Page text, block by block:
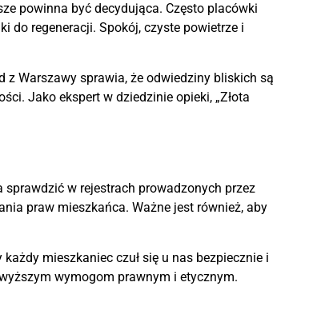
powinna być decydująca. Często placówki
do regeneracji. Spokój, czyste powietrze i
Warszawy sprawia, że odwiedziny bliskich są
Jako ekspert w dziedzinie opieki, „Złota
w rejestrach prowadzonych przez
praw mieszkańca. Ważne jest również, aby
każdy mieszkaniec czuł się u nas bezpiecznie i
wymogom prawnym i etycznym.